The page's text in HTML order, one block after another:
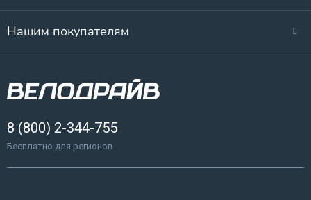
Нашим покупателям
8 (800) 2-344-755
Бесплатно для регионов